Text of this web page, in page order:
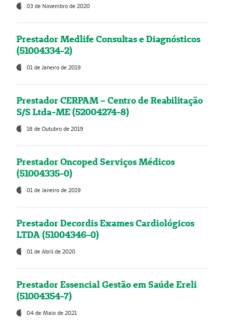
03 de Novembro de 2020
Prestador Medlife Consultas e Diagnósticos
(51004334-2)
01 de Janeiro de 2019
Prestador CERPAM – Centro de Reabilitação
S/S Ltda-ME (52004274-8)
18 de Outubro de 2019
Prestador Oncoped Serviços Médicos
(51004335-0)
01 de Janeiro de 2019
Prestador Decordis Exames Cardiológicos
LTDA (51004346-0)
01 de Abril de 2020
Prestador Essencial Gestão em Saúde Ereli
(51004354-7)
04 de Maio de 2021